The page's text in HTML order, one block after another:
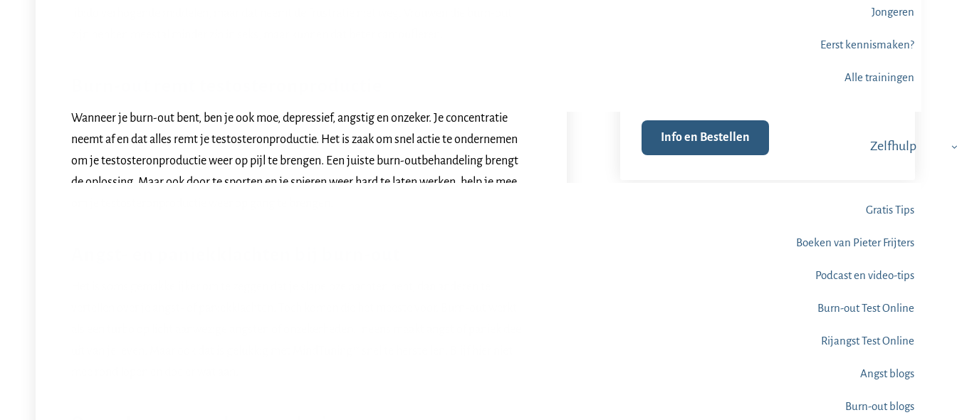
Jongeren
Eerst kennismaken?
Alle trainingen
Zelfhulp
Gratis Tips
Boeken van Pieter Frijters
Podcast en video-tips
Burn-out Test Online
Rijangst Test Online
Angst blogs
Burn-out blogs
Wanneer je burn-out bent, ben je ook moe, depressief, angstig en onzeker. Je concentratie
neemt af en dat alles remt je testosteronproductie. Het is zaak om snel actie te ondernemen
om je testosteronproductie weer op pijl te brengen. Een juiste burn-outbehandeling brengt
de oplossing. Maar ook door te sporten en je spieren weer hard te laten werken, help je mee
Info en Bestellen